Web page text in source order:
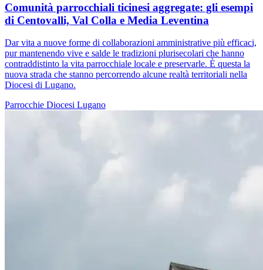
Comunità parrocchiali ticinesi aggregate: gli esempi
di Centovalli, Val Colla e Media Leventina
Dar vita a nuove forme di collaborazioni amministrative più efficaci,
pur mantenendo vive e salde le tradizioni plurisecolari che hanno
contraddistinto la vita parrocchiale locale e preservarle. È questa la
nuova strada che stanno percorrendo alcune realtà territoriali nella
Diocesi di Lugano.
Parrocchie Diocesi Lugano